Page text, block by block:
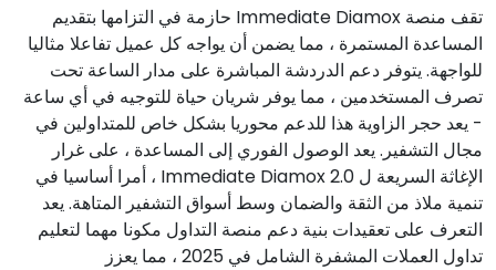
تقف منصة Immediate Diamox حازمة في التزامها بتقديم
المساعدة المستمرة ، مما يضمن أن يواجه كل عميل تفاعلا مثاليا
للواجهة. يتوفر دعم الدردشة المباشرة على مدار الساعة تحت
تصرف المستخدمين ، مما يوفر شريان حياة للتوجيه في أي ساعة
- يعد حجر الزاوية هذا للدعم محوريا بشكل خاص للمتداولين في
مجال التشفير. يعد الوصول الفوري إلى المساعدة ، على غرار
الإغاثة السريعة ل Immediate Diamox 2.0 ، أمرا أساسيا في
تنمية ملاذ من الثقة والضمان وسط أسواق التشفير المتاهة. يعد
التعرف على تعقيدات بنية دعم منصة التداول مكونا مهما لتعليم
تداول العملات المشفرة الشامل في 2025 ، مما يعزز